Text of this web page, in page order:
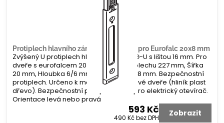
Protiplech hlavního zámku G-U tvar U pro Eurofalc 20x8 mm
Zvýšený U protiplech hlavního zámku G-U s lištou 16 mm. Pro
dveře s eurofalcem 20 x 8 mm. Délka plechu 227 mm, Šířka
20 mm, Hloubka 6/6 mm. Koncovka 2x 8 mm. Bezpečnostní
protiplech. Určeno k montáži na profilové dveře (hliník plast
dřevo). Bezpečnostní protiplech bez pro elektrický otevírač.
Orientace levá nebo pravá
593 Kč
490 Kčbez DPH Zobrazit